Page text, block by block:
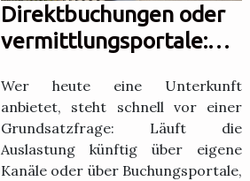
Direktbuchungen oder
vermittlungsportale:
langfristig aus?
Wer heute eine Unterkunft
anbietet, steht schnell vor einer
Grundsatzfrage: Läuft die
Auslastung künftig über eigene
Kanäle oder über Buchungsportale,